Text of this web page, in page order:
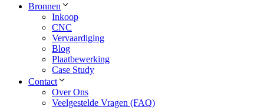
Bronnen
Inkoop
CNC
Vervaardiging
Blog
Plaatbewerking
Case Study
Contact
Over Ons
Veelgestelde Vragen (FAQ)